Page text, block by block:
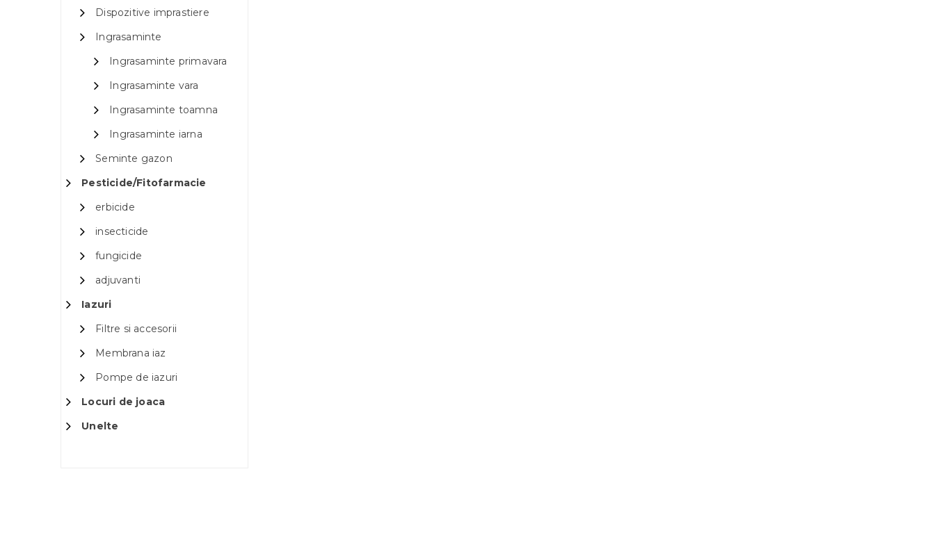
Dispozitive imprastiere
Ingrasaminte
Ingrasaminte primavara
Ingrasaminte vara
Ingrasaminte toamna
Ingrasaminte iarna
Seminte gazon
Pesticide/Fitofarmacie
erbicide
insecticide
fungicide
adjuvanti
Iazuri
Filtre si accesorii
Membrana iaz
Pompe de iazuri
Locuri de joaca
Unelte